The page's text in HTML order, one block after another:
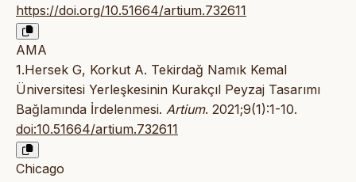
https://doi.org/10.51664/artium.732611
AMA
1.Hersek G, Korkut A. Tekirdağ Namık Kemal
Üniversitesi Yerleşkesinin Kurakçıl Peyzaj Tasarımı
Bağlamında İrdelenmesi. Artium. 2021;9(1):1-10.
doi:10.51664/artium.732611
Chicago